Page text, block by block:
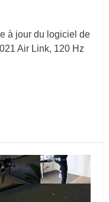
à jour du logiciel de
Air Link, 120 Hz